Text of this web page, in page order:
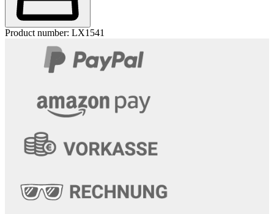
Product number: LX1541